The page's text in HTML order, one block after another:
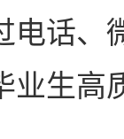
电话、
业生高